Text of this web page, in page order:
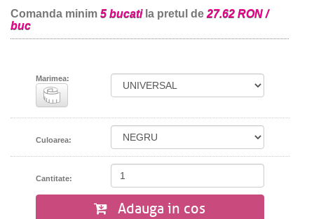
Comanda minim 5 bucatila pretul de 27.62 RON /
buc
Marimea:
Culoarea:
Cantitate:
Adauga in cos